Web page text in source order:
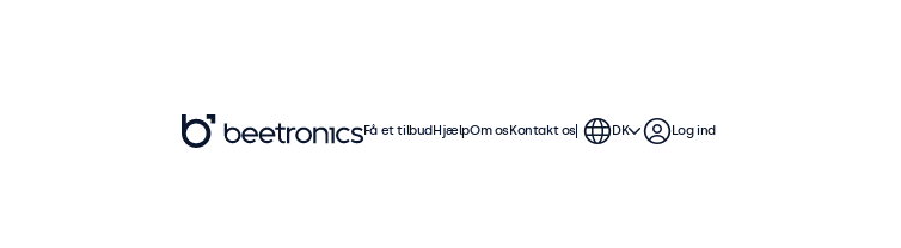
Få et tilbudHjælpOm osKontakt os DK Log ind